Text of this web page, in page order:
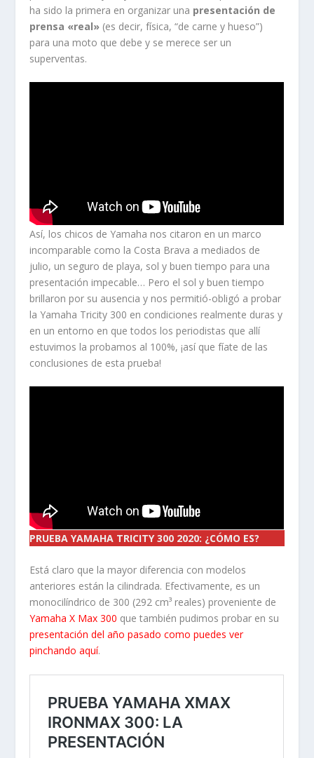
ha sido la primera en organizar una presentación de
prensa «real» (es decir, física, “de carne y hueso”)
para una moto que debe y se merece ser un
superventas.
Así, los chicos de Yamaha nos citaron en un marco
incomparable como la Costa Brava a mediados de
julio, un seguro de playa, sol y buen tiempo para una
presentación impecable… Pero el sol y buen tiempo
brillaron por su ausencia y nos permitió-obligó a probar
la Yamaha Tricity 300 en condiciones realmente duras y
en un entorno en que todos los periodistas que allí
estuvimos la probamos al 100%, ¡así que fíate de las
conclusiones de esta prueba!
PRUEBA YAMAHA TRICITY 300 2020: ¿CÓMO ES?
Está claro que la mayor diferencia con modelos
anteriores están la cilindrada. Efectivamente, es un
monocilíndrico de 300 (292 cm³ reales) proveniente de
Yamaha X Max 300 que también pudimos probar en su
presentación del año pasado como puedes ver
pinchando aquí.